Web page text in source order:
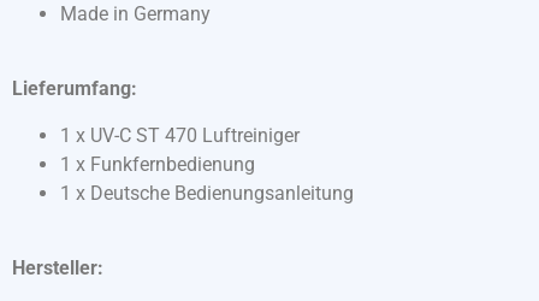
Made in Germany
Lieferumfang:
1 x UV-C ST 470 Luftreiniger
1 x Funkfernbedienung
1 x Deutsche Bedienungsanleitung
Hersteller: